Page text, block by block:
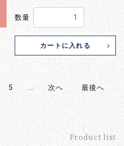
Product list
数量
カートに入れる
5 次へ 最後へ